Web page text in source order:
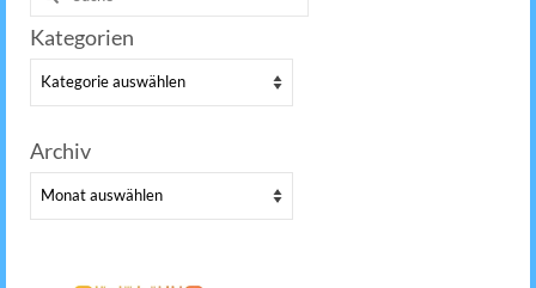
nach:
Kategorien
Kategorien
Archiv
Archiv